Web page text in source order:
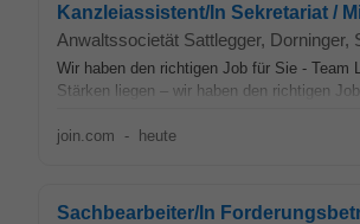
Kanzleiassistent/In Sekretariat /
Anwaltssocietät Sattlegger, Dorninger,
Wir haben den richtigen Job für Sie -
Stärken liegen – wir haben den richtigen
join.com - heute
Sachbearbeiter/In